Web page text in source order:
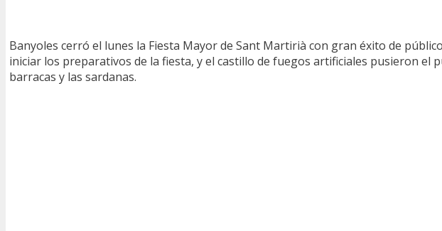
Banyoles cerró el lunes la Fiesta Mayor de Sant Martirià con gran éxito de
iniciar los preparativos de la fiesta, y el castillo de fuegos artificiales pusieron
barracas y las sardanas.